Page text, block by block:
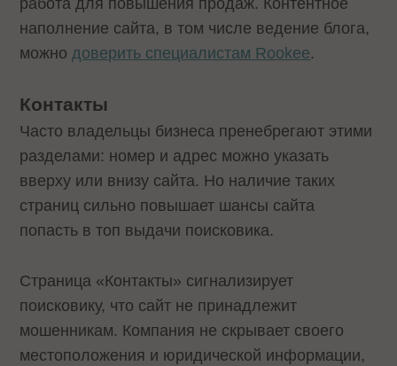
наполнение сайта, в том числе ведение блога,
можно доверить специалистам Rookee.
Контакты
Часто владельцы бизнеса пренебрегают этими
разделами: номер и адрес можно указать
вверху или внизу сайта. Но наличие таких
страниц сильно повышает шансы сайта
попасть в топ выдачи поисковика.
Страница «Контакты» сигнализирует
поисковику, что сайт не принадлежит
мошенникам. Компания не скрывает своего
местоположения и юридической информации,